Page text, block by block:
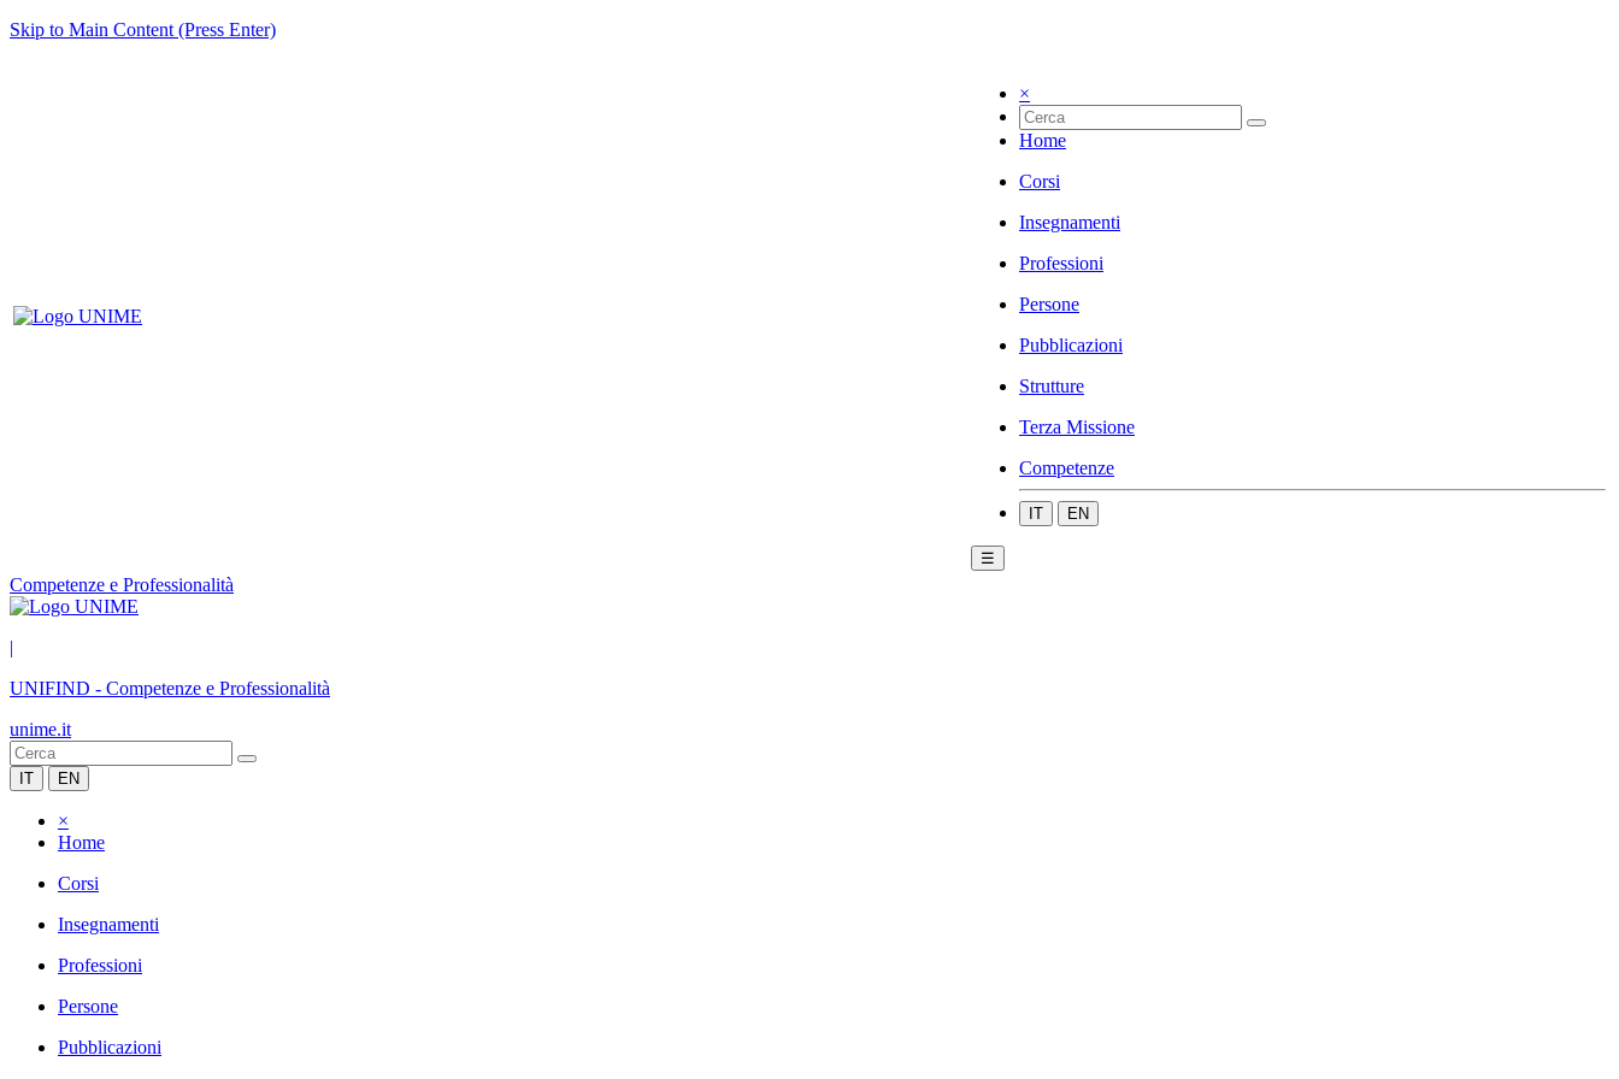
Skip to Main Content (Press Enter)
×
Home
Corsi
Insegnamenti
Professioni
Persone
Pubblicazioni
Strutture
Terza Missione
Competenze
IT EN
☰
Competenze e Professionalità
|
UNIFIND - Competenze e Professionalità
unime.it
IT EN
×
Home
Corsi
Insegnamenti
Professioni
Persone
Pubblicazioni